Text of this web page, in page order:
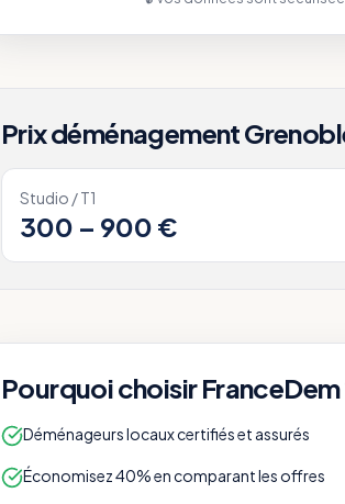
Prix déménagement
Studio / T1
300 – 900 €
Pourquoi choisir FranceDem
Déménageurs locaux certifiés et assurés
Économisez 40% en comparant les offres